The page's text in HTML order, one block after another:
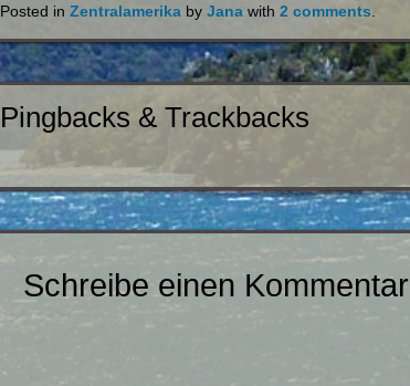
Posted in Zentralamerikaby Janawith 2 comments
Pingbacks & Trackbacks
Schreibe einen Kommentar